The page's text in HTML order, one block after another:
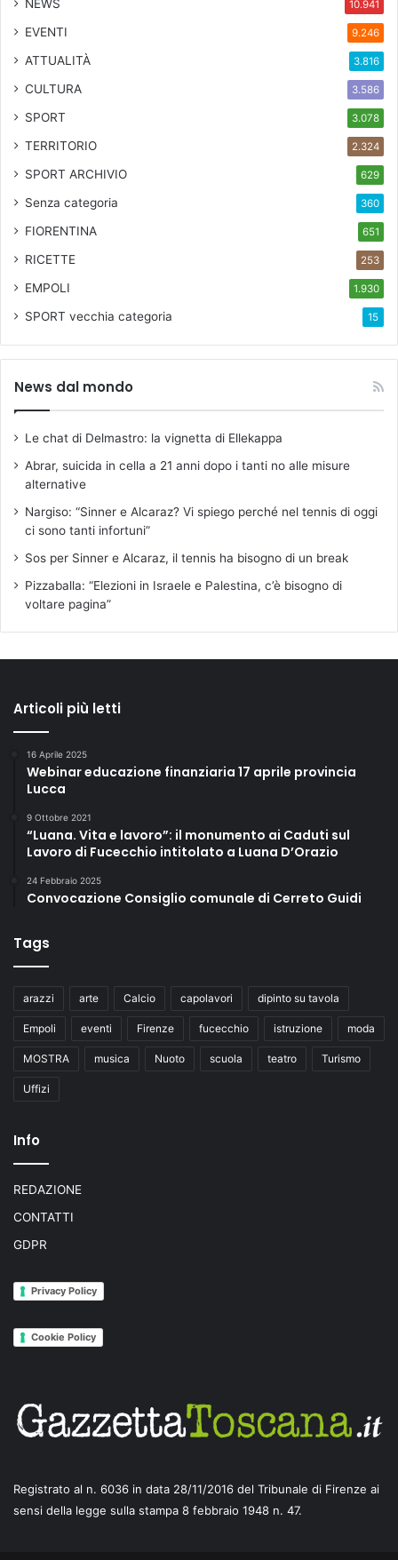
d
i
f
i
o
l
à
NEWS 10.941
EVENTI 9.246
ATTUALITÀ 3.816
CULTURA 3.586
SPORT 3.078
TERRITORIO 2.324
SPORT ARCHIVIO 629
Senza categoria 360
FIORENTINA 651
RICETTE 253
EMPOLI 1.930
SPORT vecchia categoria 15
News dal mondo
Le chat di Delmastro: la vignetta di Ellekappa
Abrar, suicida in cella a 21 anni dopo i tanti no alle misure
alternative
Nargiso: “Sinner e Alcaraz? Vi spiego perché nel tennis di oggi
ci sono tanti infortuni”
Sos per Sinner e Alcaraz, il tennis ha bisogno di un break
Pizzaballa: “Elezioni in Israele e Palestina, c’è bisogno di
voltare pagina”
Articoli più letti
16 Aprile 2025
Webinar educazione finanziaria 17 aprile provincia
Lucca
9 Ottobre 2021
“Luana. Vita e lavoro”: il monumento ai Caduti sul
Lavoro di Fucecchio intitolato a Luana D’Orazio
24 Febbraio 2025
Convocazione Consiglio comunale di Cerreto Guidi
Tags
arazzi arte Calcio capolavori dipinto su tavola
Empoli eventi Firenze fucecchio istruzione moda
MOSTRA musica Nuoto scuola teatro Turismo
Uffizi
Info
REDAZIONE
CONTATTI
GDPR
Privacy Policy
Cookie Policy
Registrato al n. 6036 in data 28/11/2016 del Tribunale di Firenze ai
sensi della legge sulla stampa 8 febbraio 1948 n. 47.